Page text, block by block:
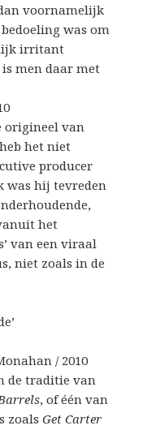
voornamelijk
was om
irritant
men daar met
origineel van
het niet
producer
was hij tevreden
het
van een viraal
niet zoals in de
/ 2010
de traditie van
, of één van
zoalsGet Carter